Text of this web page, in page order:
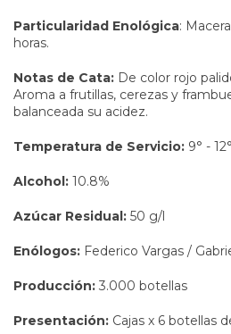
Particularidad Enológica:
horas.
Notas de Cata: De color rojo
Aroma a frutillas, cerezas y
balanceada su acidez.
Temperatura de Servicio: 9° - 12°
Alcohol: 10.8%
Azúcar Residual: 50 g/l
Enólogos: Federico Vargas /
Producción: 3.000 botellas
Presentación: Cajas x 6 botellas